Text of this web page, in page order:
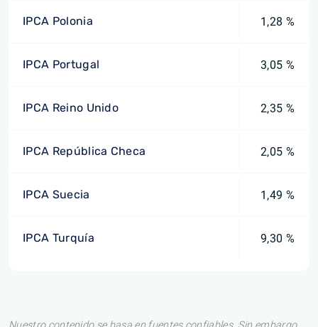
IPCA Polonia 1,28 %
IPCA Portugal 3,05 %
IPCA Reino Unido 2,35 %
IPCA República Checa 2,05 %
IPCA Suecia 1,49 %
IPCA Turquía 9,30 %